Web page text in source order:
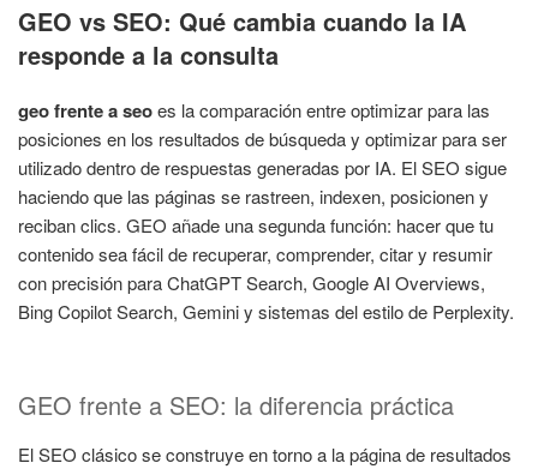
EL
GEO vs SEO: Qué cambia cuando la IA
responde a la consulta
geo frente a seoes la comparación entre optimizar para las
posiciones en los resultados de búsqueda y optimizar para ser
utilizado dentro de respuestas generadas por IA. El SEO sigue
haciendo que las páginas se rastreen, indexen, posicionen y
reciban clics. GEO añade una segunda función: hacer que tu
contenido sea fácil de recuperar, comprender, citar y resumir
con precisión para ChatGPT Search, Google AI Overviews,
Bing Copilot Search, Gemini y sistemas del estilo de Perplexity.
GEO frente a SEO: la diferencia práctica
El SEO clásico se construye en torno a la página de resultados